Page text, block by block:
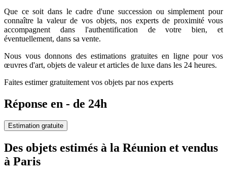
Que ce soit dans le cadre d'une succession ou simplement pour
connaître la valeur de vos objets, nos experts de proximité vous
accompagnent dans l'authentification de votre bien, et
éventuellement, dans sa vente.
Nous vous donnons des estimations gratuites en ligne pour vos
œuvres d'art, objets de valeur et articles de luxe dans les 24 heures.
Faites estimer gratuitement vos objets par nos experts
Réponse en - de 24h
Estimation gratuite
Des objets estimés à la Réunion et vendus
à Paris